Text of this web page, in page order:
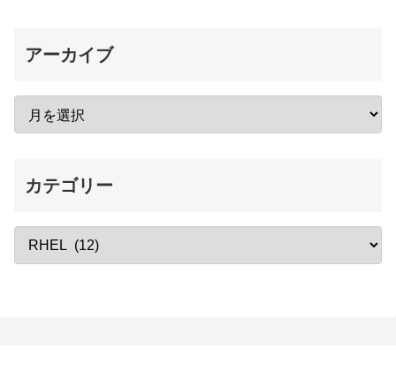
アーカイブ
カテゴリー